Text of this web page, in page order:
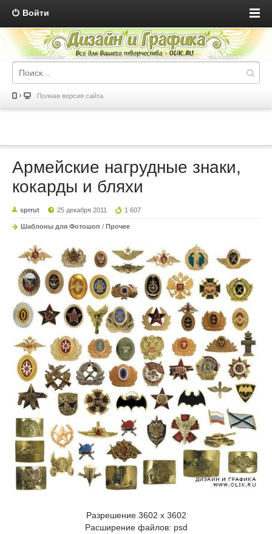
Войти
Полная версия сайта
Армейские нагрудные знаки,
кокарды и бляхи
sprrut 25 декабря 2011 1 607
Шаблоны для Фотошоп / Прочее
Разрешение 3602 x 3602
Расширение файлов: psd